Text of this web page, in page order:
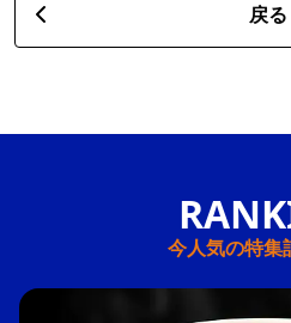
戻る
今人気の特集